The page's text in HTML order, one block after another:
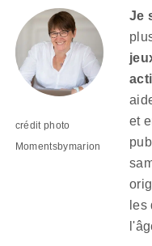
crédit photo
Momentsbymarion
Je
et
les